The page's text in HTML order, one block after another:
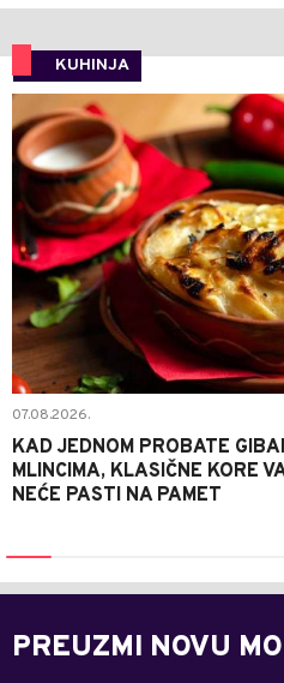
KUHINJA
07.08.2026.
KAD JEDNOM PROBATE
MLINCIMA, KLASIČNE KORE
NEĆE PASTI NA PAMET
PREUZMI NOVU